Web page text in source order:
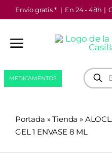
Saltar
al
contenido
Envío gratis * | En 24 - 48h |
de
MEDICAMENTOS
Portada »Tienda »
GEL 1 ENVASE 8 ML